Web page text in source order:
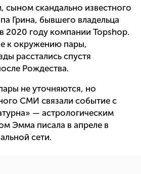
сыном скандально известного
Грина, бывшего владельца
2020 году компании Topshop.
к окружению пары,
расстались спустя
Рождества.
не уточняются, но
СМИ связали событие с
— астрологическим
Эмма писала в апреле в
сети.